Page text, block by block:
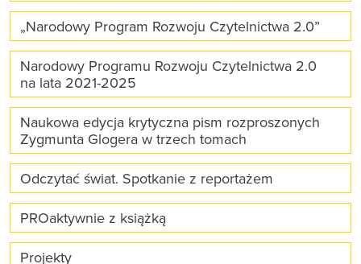
„Narodowy Program Rozwoju Czytelnictwa 2.0”
Narodowy Programu Rozwoju Czytelnictwa 2.0
na lata 2021-2025
Naukowa edycja krytyczna pism rozproszonych
Zygmunta Glogera w trzech tomach
Odczytać świat. Spotkanie z reportażem
PROaktywnie z książką
Projekty